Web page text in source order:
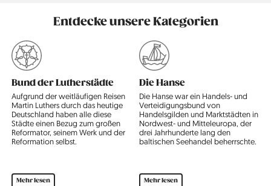
Entdecke unsere Kategorien
Bund der Lutherstädte
Aufgrund der weitläufigen Reisen
Martin Luthers durch das heutige
Deutschland haben alle diese
Städte einen Bezug zum großen
Reformator, seinem Werk und der
Reformation selbst.
Mehr lesen
Die Hanse
Die Hanse war ein Handels- und
Verteidigungsbund von
Handelsgilden und Marktstädten in
Nordwest- und Mitteleuropa, der
drei Jahrhunderte lang den
baltischen Seehandel beherrschte.
Mehr lesen